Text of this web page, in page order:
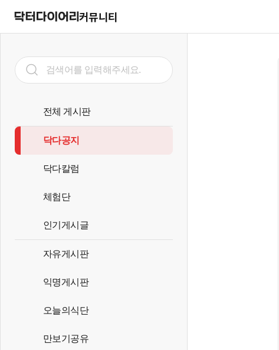
커뮤니티
전체 게시판
닥다공지
닥다칼럼
체험단
인기게시글
자유게시판
익명게시판
오늘의식단
만보기공유